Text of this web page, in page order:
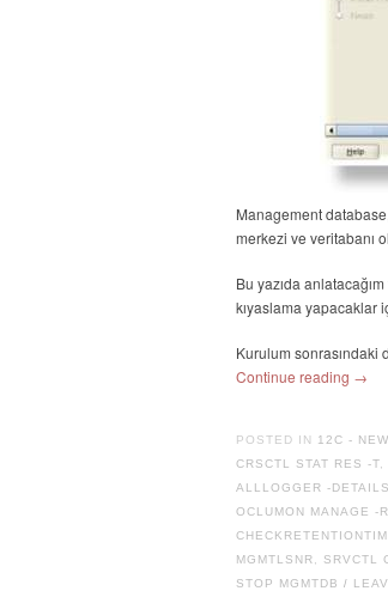
Management
merkezi ve veritabanı
Bu yazıda
kıyaslama yapacaklar
Kurulum sonrasındaki
Continue reading →
POSTED IN 12C -
CRSCTL STAT RES -T
ALLLOGGER -DETAILS
OCLUMON MANAGE -
MGMTLSNR
SRVCTL
STOP MGMTDB /